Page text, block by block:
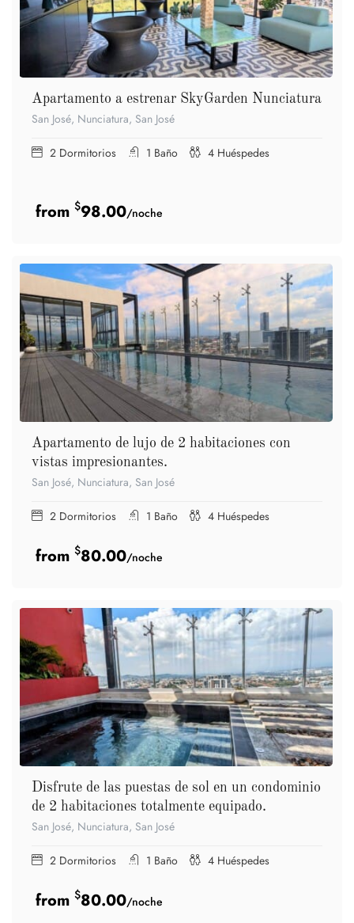
Apartamento a estrenar SkyGarden Nunciatura
San José, Nunciatura, San José
2 Dormitorios 1 Baño 4 Huéspedes
$98.00/noche
Apartamento de lujo de 2 habitaciones con
vistas impresionantes.
San José, Nunciatura, San José
2 Dormitorios 1 Baño 4 Huéspedes
$80.00/noche
Disfrute de las puestas de sol en un condominio
de 2 habitaciones totalmente equipado.
San José, Nunciatura, San José
2 Dormitorios 1 Baño 4 Huéspedes
$80.00/noche